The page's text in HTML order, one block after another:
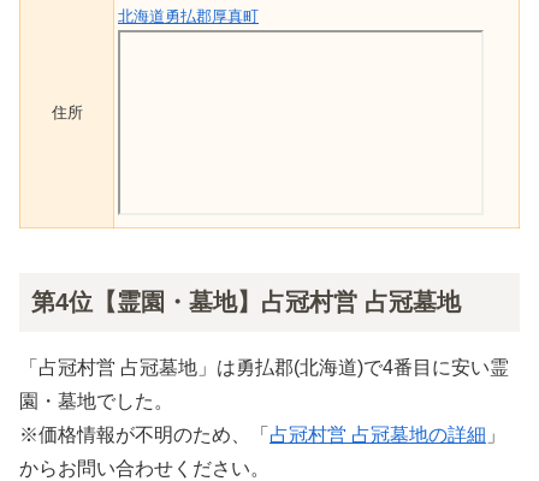
住所
北海道勇払郡厚真町
第4位【霊園・墓地】占冠村営 占冠墓地
「占冠村営 占冠墓地」は勇払郡(北海道)で4番目に安い霊
園・墓地でした。
※価格情報が不明のため、「 占冠村営 占冠墓地の詳細 」
からお問い合わせください。